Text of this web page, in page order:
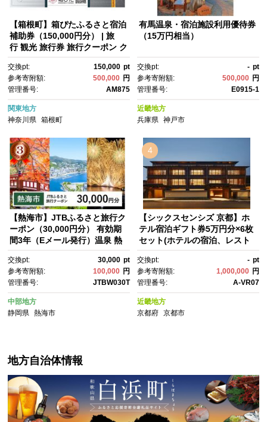
【箱根町】箱ぴたふるさと宿泊
補助券（150,000円分） | 旅
行 観光 旅行券 旅行クーポン ク
奈川県ふるさと納税 神奈川
県 箱根町
交換pt: 150,000 pt
参考寄附額:
500,000 円
管理番号:
AM875
関東地方
神奈川県
箱根町
有馬温泉・宿泊施設利用優待券
（15万円相当）
交換pt: - pt
参考寄附額:
500,000 円
管理番号:
E0915-1
近畿地方
兵庫県
神戸市
【熱海市】JTBふるさと旅行ク
ーポン（30,000円分） 有効期
間3年（Eメール発行）温泉 熱
券 宿泊 旅行券 温泉 観光 旅
行 ホテル 旅館 クーポン JT
B トラベルクーポン トラベ
ル 宿泊 旅行券 温泉 観光 旅
行 ホテル 旅館 クーポン JT
B トラベルクーポン トラベ
交換pt: 30,000 pt
参考寄附額:
100,000 円
管理番号:
JTBW030T
中部地方
静岡県
熱海市
4
【シックスセンシズ 京都】ホ
テル宿泊ギフト券5万円分×6枚
セット(ホテルの宿泊、レスト
山 源氏物語の世界観 庭園 隠れ
家 ホテル 宿泊 ギフト券 割引
券 割引 チケット 宿泊券 人
気 おすすめ ホテル 宿泊 旅
行 観光 グルメ ふるさと納税 ］
交換pt: - pt
参考寄附額:
1,000,000 円
管理番号:
A-VR07
近畿地方
京都府 京都市
地方自治体情報